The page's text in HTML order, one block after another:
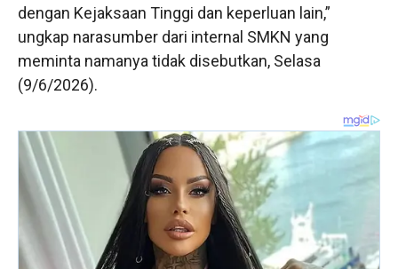
dengan Kejaksaan Tinggi dan keperluan lain,”
ungkap narasumber dari internal SMKN yang
meminta namanya tidak disebutkan, Selasa
(9/6/2026).